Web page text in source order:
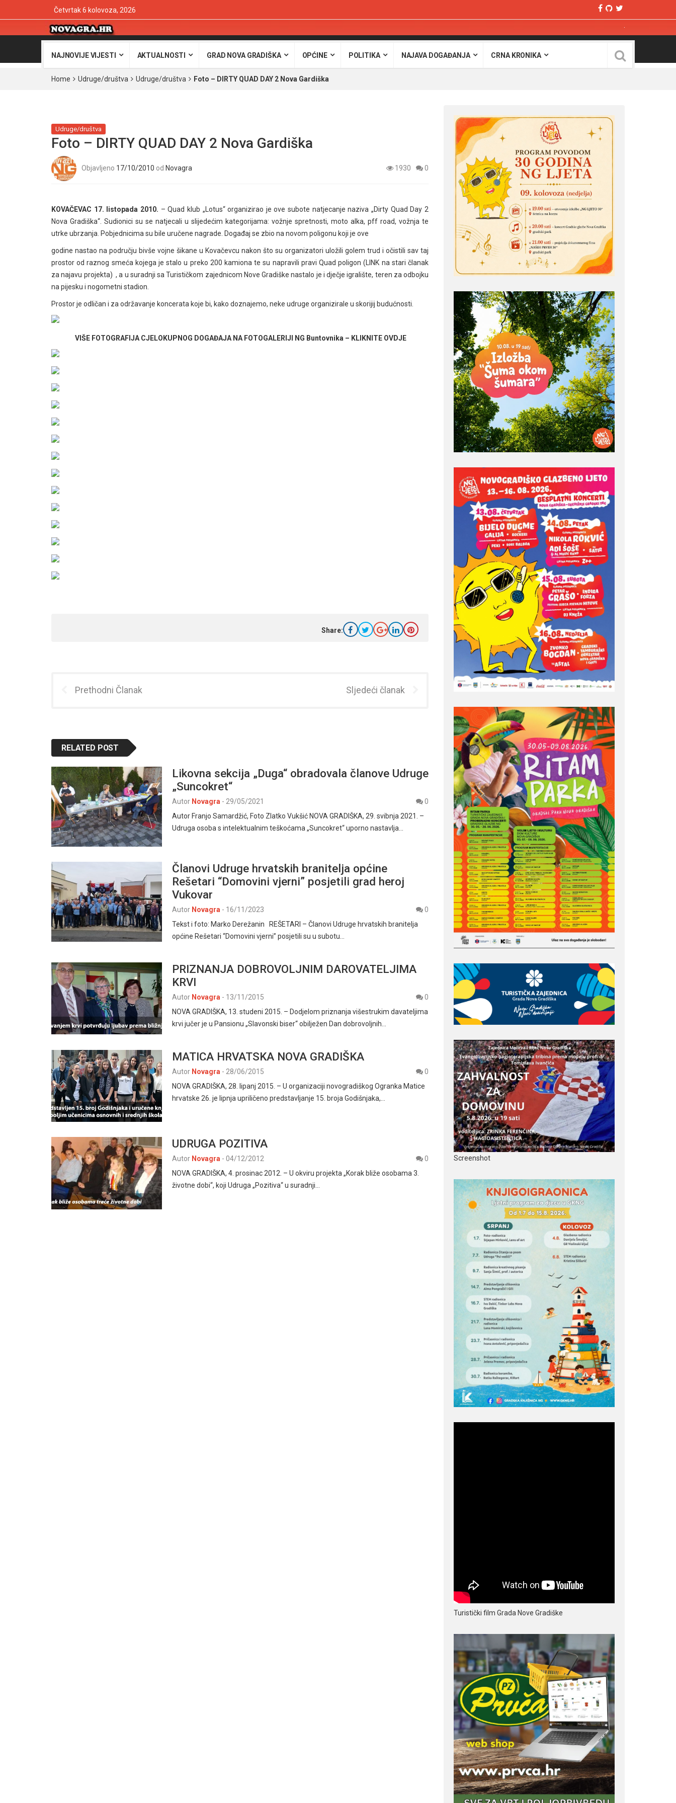
Četvrtak 6 kolovoza, 2026
NAJNOVIJE VIJESTI AKTUALNOSTI GRAD NOVA GRADIŠKA OPĆINE POLITIKA NAJAVA DOGAĐANJA CRNA KRONIKA
Home Udruge/društva Udruge/društva Foto – DIRTY QUAD DAY 2 Nova Gardiška
Udruge/društva
Foto – DIRTY QUAD DAY 2 Nova Gardiška
Objavljeno 17/10/2010 od Novagra 1930 0
KOVAČEVAC 17. listopada 2010. – Quad klub „Lotus“ organizirao je ove subote natjecanje naziva „Dirty Quad Day 2
Nova Gradiška“. Sudionici su se natjecali u slijedećim kategorijama: vožnje spretnosti, moto alka, pff road, vožnja te
utrke ubrzanja. Pobjednicima su bile uručene nagrade. Događaj se zbio na novom poligonu koji je ove
godine nastao na području bivše vojne šikane u Kovačevcu nakon što su organizatori uložili golem trud i očistili sav taj
prostor od raznog smeća kojega je stalo u preko 200 kamiona te su napravili pravi Quad poligon(LINK na stari članak
za najavu projekta) , a u suradnji sa Turističkom zajednicom Nove Gradiške nastalo je i dječje igralište, teren za odbojku
na pijesku i nogometni stadion.
Prostor je odličan i za održavanje koncerata koje bi, kako doznajemo, neke udruge organizirale u skorijij budućnosti.
VIŠE FOTOGRAFIJA CJELOKUPNOG DOGAĐAJA NA FOTOGALERIJI NG Buntovnika – KLIKNITE OVDJE
Share:
Prethodni Članak Sljedeći članak
RELATED POST
Likovna sekcija „Duga“ obradovala članove Udruge
„Suncokret“
Autor Novagra - 29/05/2021
0
Autor Franjo Samardžić, Foto Zlatko Vukšić NOVA GRADIŠKA, 29. svibnja 2021. –
Udruga osoba s intelektualnim teškoćama „Suncokret“ uporno nastavlja…
Članovi Udruge hrvatskih branitelja općine
Rešetari “Domovini vjerni” posjetili grad heroj
Vukovar
Autor Novagra - 16/11/2023
0
Tekst i foto: Marko Derežanin REŠETARI – Članovi Udruge hrvatskih branitelja
općine Rešetari “Domovini vjerni” posjetili su u subotu…
PRIZNANJA DOBROVOLJNIM DAROVATELJIMA
KRVI
Autor Novagra - 13/11/2015
0
NOVA GRADIŠKA, 13. studeni 2015. – Dodjelom priznanja višestrukim davateljima
krvi jučer je u Pansionu „Slavonski biser“ obilježen Dan dobrovoljnih…
MATICA HRVATSKA NOVA GRADIŠKA
Autor Novagra - 28/06/2015
0
NOVA GRADIŠKA, 28. lipanj 2015. – U organizaciji novogradiškog Ogranka Matice
hrvatske 26. je lipnja upriličeno predstavljanje 15. broja Godišnjaka,…
UDRUGA POZITIVA
Autor Novagra - 04/12/2012
0
NOVA GRADIŠKA, 4. prosinac 2012. – U okviru projekta „Korak bliže osobama 3.
životne dobi“, koji Udruga „Pozitiva“ u suradnji…
Screenshot
Turistički film Grada Nove Gradiške